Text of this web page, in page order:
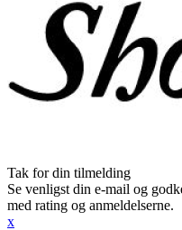
Tak for din tilmelding
Se venligst din e-mail og
med rating og anmeldelserne.
x